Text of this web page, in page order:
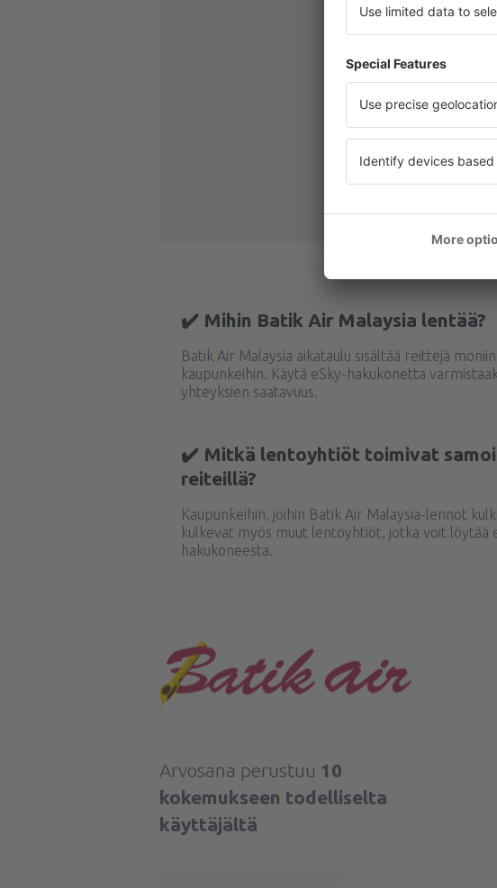
✔️ Mihin Batik Air Malaysia lentää?
Batik Air Malaysia aikataulu sisältää reittejä
kaupunkeihin. Käytä eSky-hakukonetta
yhteyksien saatavuus.
✔️ Mitkä lentoyhtiöt toimivat
reiteillä?
Kaupunkeihin, joihin Batik Air Malaysia-lennot
kulkevat myös muut lentoyhtiöt, jotka voit löytää
hakukoneesta.
Arvosana perustuu 10
kokemukseen todelliselta
käyttäjältä